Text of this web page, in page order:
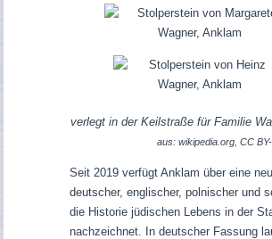
verlegt in der Keilstraße für Familie
aus: wikipedia.org, CC
Seit 2019 verfügt Anklam über eine
deutscher, englischer, polnischer und
die Historie jüdischen Lebens in der
nachzeichnet. In deutscher Fassung